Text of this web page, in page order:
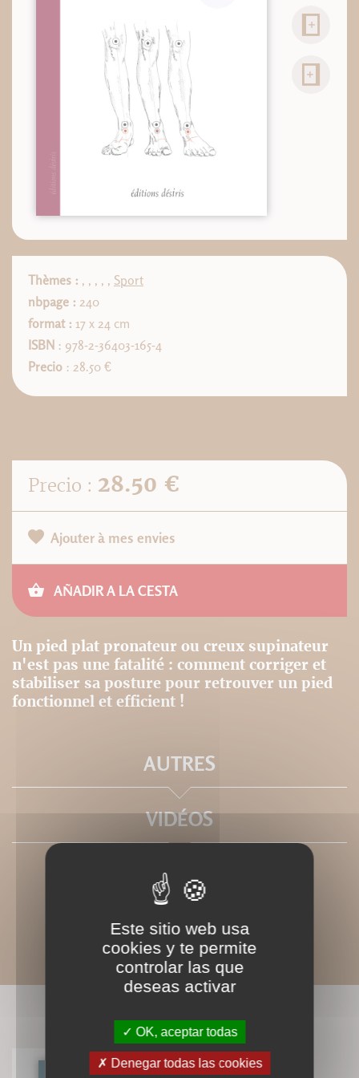
Thèmes : , , , , , Sport
nbpage : 240
format : 17 x 24 cm
ISBN : 978-2-36403-165-4
Precio : 28.50 €
Precio : 28.50 €
Ajouter à mes envies
AÑADIR A LA CESTA
Un pied plat pronateur ou creux supinateur
n'est pas une fatalité : comment corriger et
stabiliser sa posture pour retrouver un pied
fonctionnel et efficient !
AUTRES
VIDÉOS
LIVRES ASSOCIÉS
Este sitio web usa
cookies y te permite
controlar las que
deseas activar
OK, aceptar todas
Denegar todas las cookies